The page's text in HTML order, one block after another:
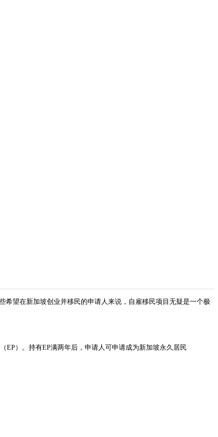
望在新加坡创业并移民的申请人来说，自雇移民项目无疑是一个极
）。持有EP满两年后，申请人可申请成为新加坡永久居民